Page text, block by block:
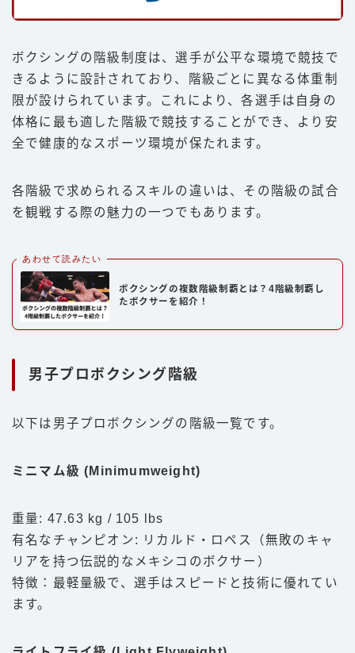
ボクシングの階級制度は、選手が公平な環境で競技で
きるように設計されており、階級ごとに異なる体重制
限が設けられています。これにより、各選手は自身の
体格に最も適した階級で競技することができ、より安
全で健康的なスポーツ環境が保たれます。
各階級で求められるスキルの違いは、その階級の試合
を観戦する際の魅力の一つでもあります。
あわせて読みたい
ボクシングの複数階級制覇とは？4階級制覇し
たボクサーを紹介！
男子プロボクシング階級
以下は男子プロボクシングの階級一覧です。
ミニマム級 (Minimumweight)
重量: 47.63 kg / 105 lbs
有名なチャンピオン: リカルド・ロペス（無敗のキャ
リアを持つ伝説的なメキシコのボクサー）
特徴：最軽量級で、選手はスピードと技術に優れてい
ます。